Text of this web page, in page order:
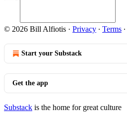
© 2026 Bill Alfiotis · Privacy ∙ Terms ∙
Start your Substack
Get the app
Substack is the home for great culture